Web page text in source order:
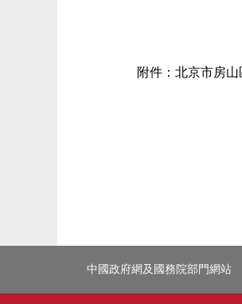
附件：北京市房
中國政府網及國務院部門網站